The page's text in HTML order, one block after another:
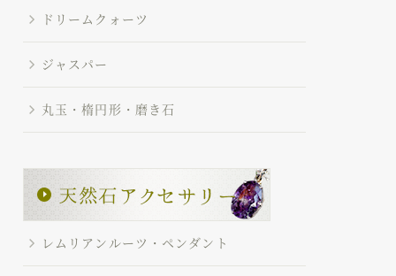
ドリームクォーツ
ジャスパー
丸玉・楕円形・磨き石
レムリアンルーツ・ペンダント